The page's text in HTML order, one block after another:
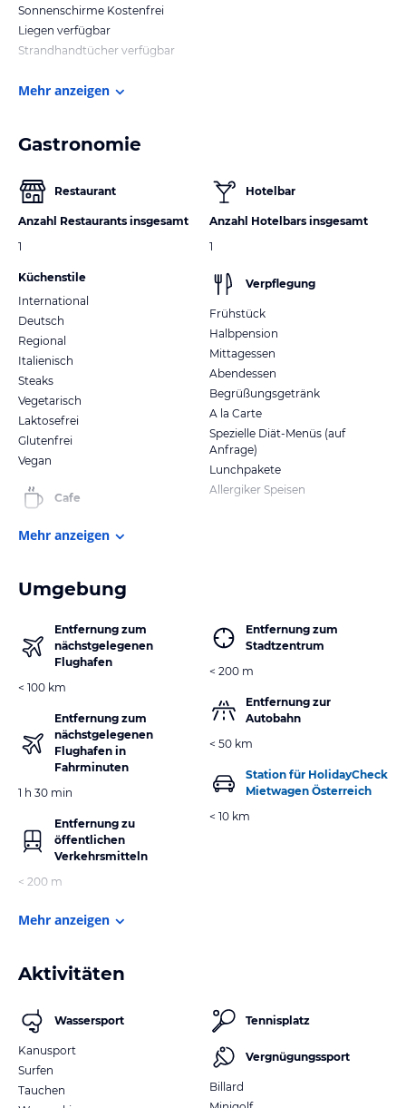
Sonnenschirme Kostenfrei
Liegen verfügbar
Strandhandtücher verfügbar
Mehr anzeigen
Gastronomie
Restaurant
Anzahl Restaurants insgesamt
1
Küchenstile
International
Deutsch
Regional
Italienisch
Steaks
Vegetarisch
Laktosefrei
Glutenfrei
Vegan
Cafe
Hotelbar
Anzahl Hotelbars insgesamt
1
Verpflegung
Frühstück
Halbpension
Mittagessen
Abendessen
Begrüßungsgetränk
A la Carte
Spezielle Diät-Menüs (auf
Anfrage)
Lunchpakete
Allergiker Speisen
Mehr anzeigen
Umgebung
Entfernung zum
nächstgelegenen
Flughafen
< 100 km
Entfernung zum
nächstgelegenen
Flughafen in
Fahrminuten
1 h 30 min
Entfernung zu
öffentlichen
Verkehrsmitteln
< 200 m
Entfernung zum
Stadtzentrum
< 200 m
Entfernung zur
Autobahn
< 50 km
Station für HolidayCheck
Mietwagen Österreich
< 10 km
Mehr anzeigen
Aktivitäten
Wassersport
Kanusport
Surfen
Tauchen
Tennisplatz
Vergnügungssport
Billard